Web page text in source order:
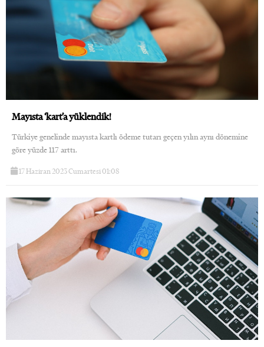
Mayısta ‘kart’a yüklendik!
Türkiye genelinde mayısta kartlı ödeme tutarı geçen yılın aynı dönemine
göre yüzde 117 arttı.
17 Haziran 2023 Cumartesi 01:08